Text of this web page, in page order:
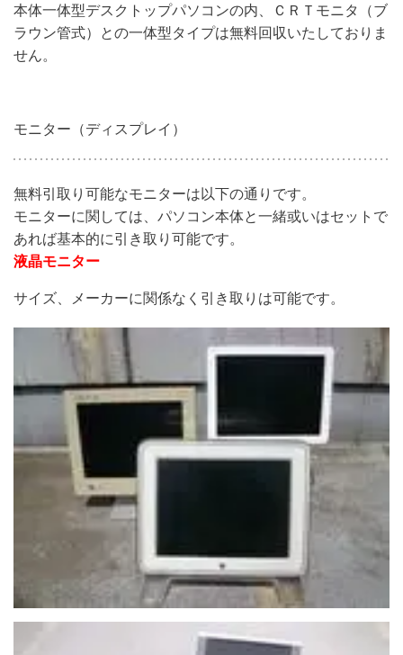
本体一体型デスクトップパソコンの内、ＣＲＴモニタ（ブ
ラウン管式）との一体型タイプは無料回収いたしておりま
せん。
モニター（ディスプレイ）
無料引取り可能なモニターは以下の通りです。
モニターに関しては、パソコン本体と一緒或いはセットで
あれば基本的に引き取り可能です。
液晶モニター
サイズ、メーカーに関係なく引き取りは可能です。